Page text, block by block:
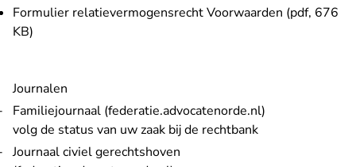
Formulier relatievermogensrecht Voorwaarden (pdf, 676
KB)
Journalen
Familiejournaal (federatie.advocatenorde.nl)
volg de status van uw zaak bij de rechtbank
Journaal civiel gerechtshoven